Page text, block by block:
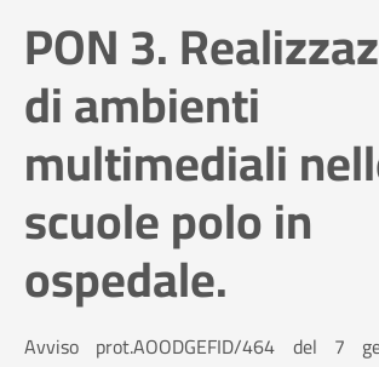
PON 3.
di ambienti
multimediali
scuole polo in
ospedale.
Avviso prot.AOODGEFID/464 del 7